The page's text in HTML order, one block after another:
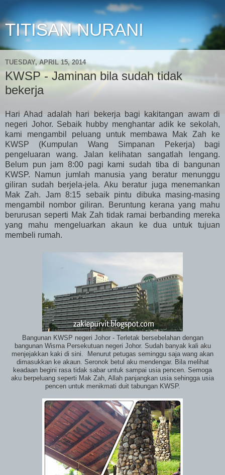
TITISAN NURANI
TUESDAY, APRIL 15, 2014
KWSP - Jaminan bila sudah tidak
bekerja
Hari Ahad adalah hari bekerja bagi kakitangan awam di
negeri Johor. Sebaik hubby menghantar adik ke sekolah,
kami mengambil peluang untuk membawa Mak Zah ke
KWSP (Kumpulan Wang Simpanan Pekerja) bagi
pengeluaran wang. Jalan kelihatan sangatlah lengang.
Belum pun jam 8:00 pagi kami sudah tiba di bangunan
KWSP. Namun jumlah manusia yang beratur menunggu
giliran sudah berjela-jela. Aku beratur juga menemankan
Mak Zah. Jam 8:15 sebaik pintu dibuka masing-masing
mengambil nombor giliran. Beruntung kerana yang mahu
berurusan seperti Mak Zah tidak ramai berbanding mereka
yang mahu mengeluarkan akaun ke dua untuk tujuan
membeli rumah.
Bangunan KWSP negeri Johor - Terletak bersebelahan dengan
bangunan Wisma Persekutuan negeri Johor. Sudah banyak kali aku
menjejakkan kaki di sini. Menurut petugas seminggu saja wang akan
dimasukkan ke akaun. Seronok betul aku mendengar. Bila melihat
keadaan begini rasa tidak sabar untuk sampai usia pencen. Semoga
aku berpeluang seperti Mak Zah, Allah panjangkan usia sehingga usia
pencen untuk menikmati duit tabungan KWSP.